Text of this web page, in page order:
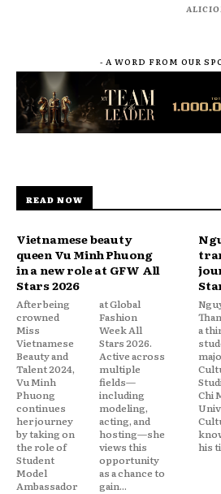
- A WORD FROM OUR
READ NOW
Vietnamese beauty
queen Vu Minh Phuong
in a new role at GFW All
Stars 2026
After being
crowned
Miss
Vietnamese
Beauty and
Talent 2024,
Vu Minh
Phuong
continues
her journey
by taking on
the role of
Student
Model
Ambassador
at Global
Fashion
Week All
Stars 2026.
Active across
multiple
fields—
including
modeling,
acting, and
hosting—she
views this
opportunity
as a chance to
gain...
a
Chi
his
First
up
and a
the